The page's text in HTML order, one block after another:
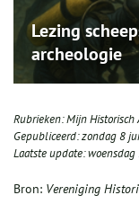
Lezing
archeologie
Rubrieken:Mijn Historisch
Gepubliceerd:zondag 8
Laatste update:
Bron: Vereniging